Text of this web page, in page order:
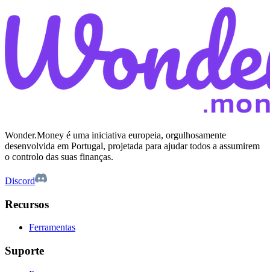
Wonder.Money é uma iniciativa europeia, orgulhosamente
desenvolvida em Portugal, projetada para ajudar todos a assumirem
o controlo das suas finanças.
Discord
Recursos
Ferramentas
Suporte